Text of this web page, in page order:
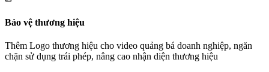
Bảo vệ thương hiệu
Thêm Logo thương hiệu cho video quảng bá doanh nghiệp, ngăn
chặn sử dụng trái phép, nâng cao nhận diện thương hiệu